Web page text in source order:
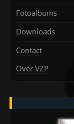
Fotoalbums
Downloads
Contact
Over VZP